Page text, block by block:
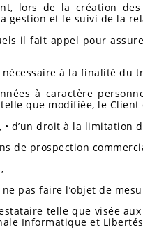
lors de la création
gestion et le suivi de la
il fait appel pour
nécessaire à la finalité du
à caractère
que modifiée, le Client
• d’un droit à la limitation
de prospection
pas faire l’objet de
telle que visée
Informatique et Libertés